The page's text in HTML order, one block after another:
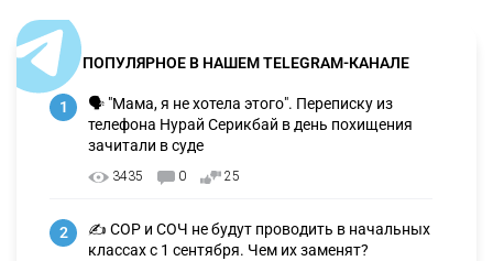
ПОПУЛЯРНОЕ В НАШЕМ TELEGRAM-КАНАЛЕ
1
🗣 "Мама, я не хотела этого". Переписку из
телефона Нурай Серикбай в день похищения
зачитали в суде
3435 0 25
2
✍️ СОР и СОЧ не будут проводить в начальных
классах с 1 сентября. Чем их заменят?